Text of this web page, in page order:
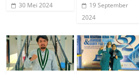
30 Mei 2024
19 September
2024